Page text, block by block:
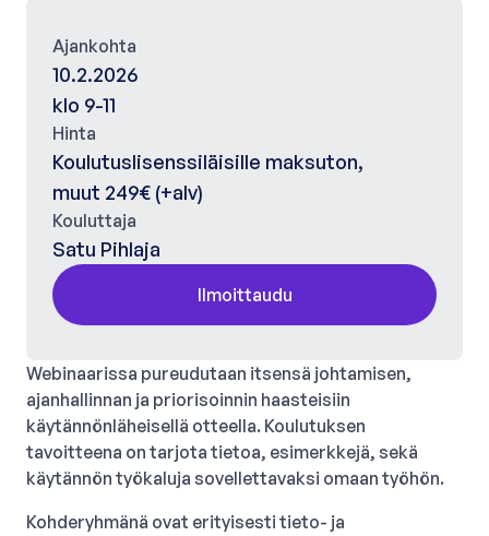
Webinaarissa pureudutaan itsensä johtamisen,
ajanhallinnan ja priorisoinnin haasteisiin
käytännönläheisellä otteella. Koulutuksen
tavoitteena on tarjota tietoa, esimerkkejä, sekä
käytännön työkaluja sovellettavaksi omaan työhön.
Kohderyhmänä ovat erityisesti tieto- ja
Ajankohta
10.2.2026
klo 9-11
Hinta
Koulutuslisenssiläisille maksuton,
muut 249€ (+alv)
Kouluttaja
Satu Pihlaja
Ilmoittaudu